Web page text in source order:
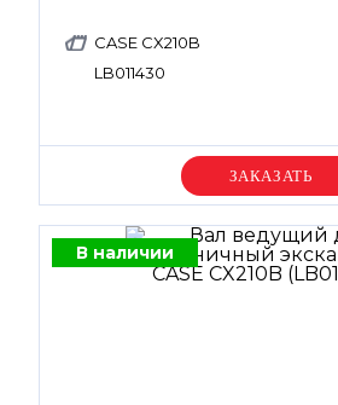
CASE CX210B
LB011430
Уточняйте цену
В наличии